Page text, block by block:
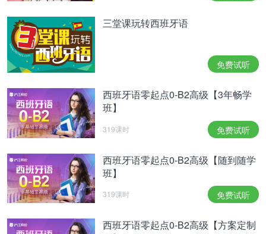
三堂课玩转西班牙语
免费试听
西班牙语零起点0-B2高级【3年畅学
班】
319课时 免费试听
西班牙语零起点0-B2高级【随到随学
班】
319课时 免费试听
西班牙语零起点0-B2高级【方案定制